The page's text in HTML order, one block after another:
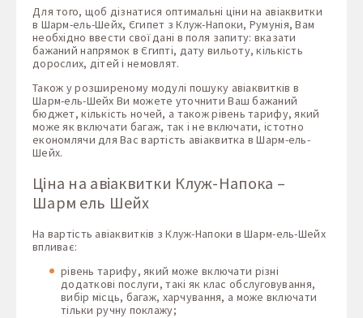
Для того, щоб дізнатися оптимальні ціни на авіаквитки
в Шарм-ель-Шейх, Єгипет з Клуж-Напоки, Румунія, Вам
необхідно ввести свої дані в поля запиту: вказати
бажаний напрямок в Єгипті, дату вильоту, кількість
дорослих, дітей і немовлят.
Також у розширеному модулі пошуку авіаквитків в
Шарм-ель-Шейх Ви можете уточнити Ваш бажаний
бюджет, кількість ночей, а також рівень тарифу, який
може як включати багаж, так і не включати, істотно
економлячи для Вас вартість авіаквитка в Шарм-ель-
Шейх.
Ціна на авіаквитки Клуж-Напока –
Шарм ель Шейх
На вартість авіаквитків з Клуж-Напоки в Шарм-ель-Шейх
впливає:
рівень тарифу, який може включати різні
додаткові послуги, такі як клас обслуговування,
вибір місць, багаж, харчування, а може включати
тільки ручну поклажу;